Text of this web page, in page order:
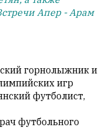
Апер - Арам
горнолыжник и
игр
футболист,
футбольного